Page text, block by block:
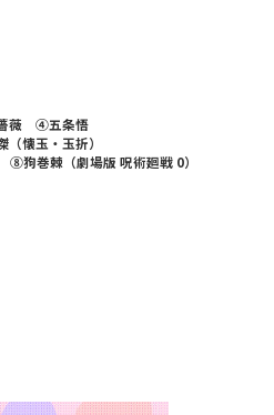
薇 ④五条悟
懐玉・玉折）
狗巻棘（劇場版 呪術廻戦 0）